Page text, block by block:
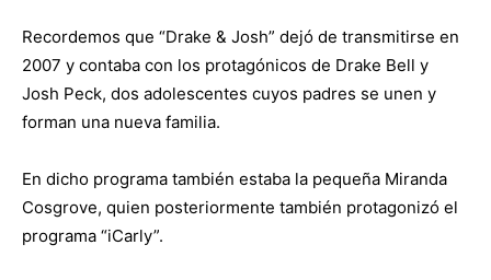
Recordemos que “Drake & Josh” dejó de transmitirse en
2007 y contaba con los protagónicos de Drake Bell y
Josh Peck, dos adolescentes cuyos padres se unen y
forman una nueva familia.
En dicho programa también estaba la pequeña Miranda
Cosgrove, quien posteriormente también protagonizó el
programa “iCarly”.